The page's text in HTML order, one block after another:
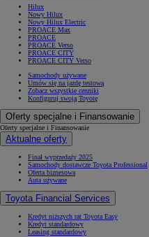
Hilux
Nowy Hilux
Nowy Hilux Electric
PROACE Max
PROACE
PROACE Verso
PROACE CITY
PROACE CITY Verso
Samochody używane
Umów się na jazdę testową
Zobacz wszystkie cenniki
Konfiguruj swoją Toyotę
Oferty specjalne i Finansowanie
Oferty specjalne i Finansowanie
Aktualne oferty
Finał wyprzedaży 2025
Samochody dostawcze Toyota Professional
Oferta biznesowa
Auta używane
Toyota Financial Services
Kredyt niższych rat Toyota Easy
Kredyt standardowy
Leasing standardowy